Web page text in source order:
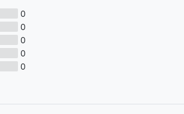
0
0
0
0
0